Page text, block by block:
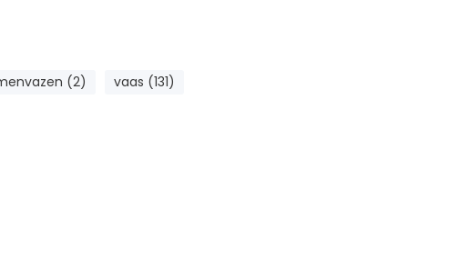
(2)
vaas (131)